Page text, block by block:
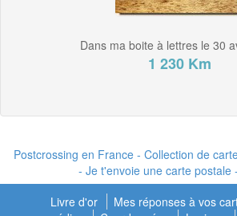
Dans ma boite à lettres le 30
1 230 Km
Postcrossing en France - Collection de
- Je t'envoie une carte postale
Livre d'or
Mes réponses à vos